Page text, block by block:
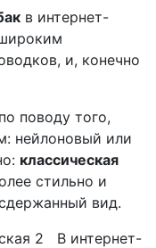
в интернет-
и, конечно
поводу того,
нейлоновый или
классическая
стильно и
вид.
В интернет-